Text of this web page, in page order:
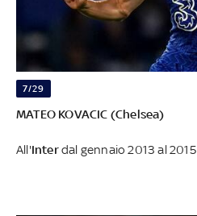
7/29
MATEO KOVACIC (Chelsea)
All'Interdal gennaio 2013 al 2015